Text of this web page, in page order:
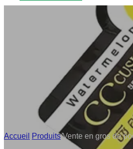
Accueil Produits/Vente en gros de